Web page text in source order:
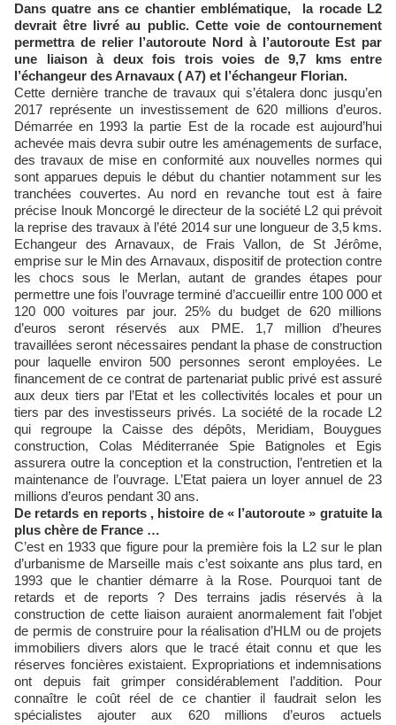
Dans quatre ans ce chantier emblématique, la rocade L2
devrait être livré au public. Cette voie de contournement
permettra de relier l’autoroute Nord à l’autoroute Est par
une liaison à deux fois trois voies de 9,7 kms entre
l’échangeur des Arnavaux ( A7) et l’échangeur Florian.
Cette dernière tranche de travaux qui s’étalera donc jusqu’en
2017 représente un investissement de 620 millions d’euros.
Démarrée en 1993 la partie Est de la rocade est aujourd’hui
achevée mais devra subir outre les aménagements de surface,
des travaux de mise en conformité aux nouvelles normes qui
sont apparues depuis le début du chantier notamment sur les
tranchées couvertes. Au nord en revanche tout est à faire
précise Inouk Moncorgé le directeur de la société L2 qui prévoit
la reprise des travaux à l’été 2014 sur une longueur de 3,5 kms.
Echangeur des Arnavaux, de Frais Vallon, de St Jérôme,
emprise sur le Min des Arnavaux, dispositif de protection contre
les chocs sous le Merlan, autant de grandes étapes pour
permettre une fois l’ouvrage terminé d’accueillir entre 100 000 et
120 000 voitures par jour. 25% du budget de 620 millions
d’euros seront réservés aux PME. 1,7 million d’heures
travaillées seront nécessaires pendant la phase de construction
pour laquelle environ 500 personnes seront employées. Le
financement de ce contrat de partenariat public privé est assuré
aux deux tiers par l’Etat et les collectivités locales et pour un
tiers par des investisseurs privés. La société de la rocade L2
qui regroupe la Caisse des dépôts, Meridiam, Bouygues
construction, Colas Méditerranée Spie Batignoles et Egis
assurera outre la conception et la construction, l’entretien et la
maintenance de l’ouvrage. L’Etat paiera un loyer annuel de 23
millions d’euros pendant 30 ans.
De retards en reports , histoire de « l’autoroute » gratuite la
plus chère de France …
C’est en 1933 que figure pour la première fois la L2 sur le plan
d’urbanisme de Marseille mais c’est soixante ans plus tard, en
1993 que le chantier démarre à la Rose. Pourquoi tant de
retards et de reports ? Des terrains jadis réservés à la
construction de cette liaison auraient anormalement fait l’objet
de permis de construire pour la réalisation d’HLM ou de projets
immobiliers divers alors que le tracé était connu et que les
réserves foncières existaient. Expropriations et indemnisations
ont depuis fait grimper considérablement l’addition. Pour
connaître le coût réel de ce chantier il faudrait selon les
spécialistes ajouter aux 620 millions d’euros actuels